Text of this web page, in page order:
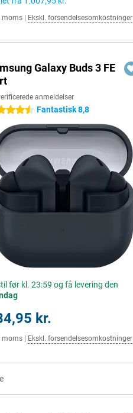
moms Ekskl. forsendelsesomkostninger
Galaxy Buds 3 FE
anmeldelser
Fantastisk 8,8
før kl. 23:59 og få levering den
kr.
moms Ekskl. forsendelsesomkostninger